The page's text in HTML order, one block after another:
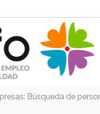
Búsqueda de